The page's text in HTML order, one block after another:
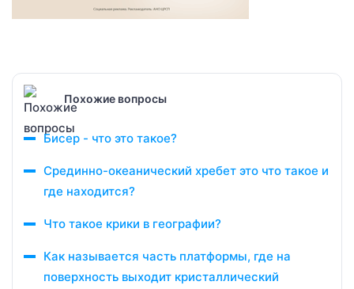
Похожие вопросы
Бисер - что это такое?
Срединно-океанический хребет это что такое и
где находится?
Что такое крики в географии?
Как называется часть платформы, где на
поверхность выходит кристаллический